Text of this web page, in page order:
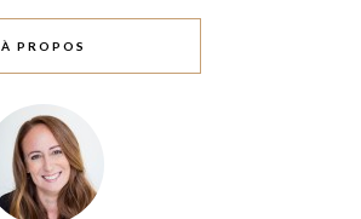
À PROPOS